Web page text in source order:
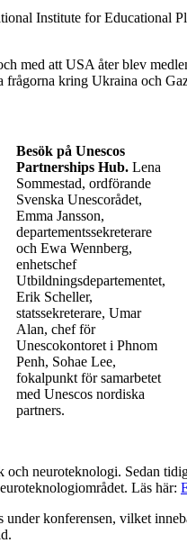
Institute for Educational
med att USA åter blev
kring Ukraina och
Besök på Unescos
Partnerships Hub. Lena
Sommestad, ordförande
Svenska Unescorådet,
Emma Jansson,
departementssekreterare
och Ewa Wennberg,
enhetschef
Utbildningsdepartementet,
Erik Scheller,
statssekreterare, Umar
Alan, chef för
Unescokontoret i Phnom
Penh, Sohae Lee,
fokalpunkt för samarbetet
med Unescos nordiska
partners.
neuroteknologi. Sedan
Läs här:
under konferensen, vilket